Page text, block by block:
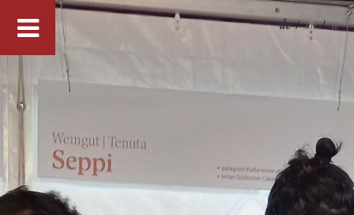
de/en/it